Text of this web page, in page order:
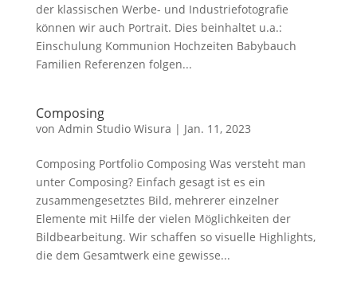
der klassischen Werbe- und Industriefotografie
können wir auch Portrait. Dies beinhaltet u.a.:
Einschulung Kommunion Hochzeiten Babybauch
Familien Referenzen folgen...
Composing
von Admin Studio Wisura | Jan. 11, 2023
Composing Portfolio Composing Was versteht man
unter Composing? Einfach gesagt ist es ein
zusammengesetztes Bild, mehrerer einzelner
Elemente mit Hilfe der vielen Möglichkeiten der
Bildbearbeitung. Wir schaffen so visuelle Highlights,
die dem Gesamtwerk eine gewisse...